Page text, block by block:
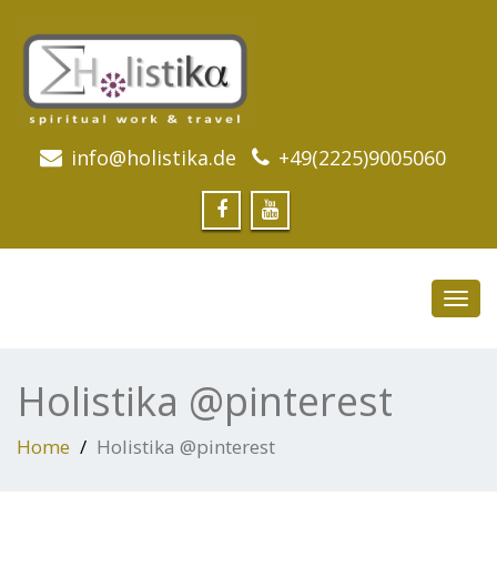
info@holistika.de +49(2225)9005060
Holistika @pinterest
Home Holistika @pinterest